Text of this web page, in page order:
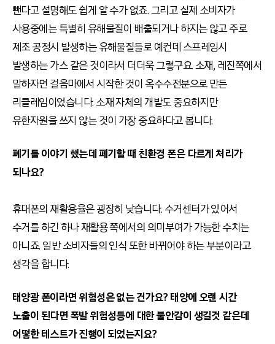
뺀다고 설명해도 쉽게 알 수가 없죠. 그리고 실제 소비자가
사용중에는 특별히 유해물질이 배출되거나 하지는 않고 주로
제조 공정시 발생하는 유해물질들로 예컨데 스프레잉시
발생하는 가스 같은 것이라서 더더욱 그렇구요. 소재, 레진쪽에서
말하자면 걸음마에서 시작한 것이 옥수수전분으로 만든
리클레임이었습니다. 소재 자체의 개발도 중요하지만
유한자원을 쓰지 않는 것이 가장 중요하다고 봅니다.
폐기를 이야기 했는데 폐기할 때 친환경 폰은 다르게 처리가
되나요?
휴대폰의 재활용율은 굉장히 낮습니다. 수거센터가 있어서
수거를 하긴 하나 재활용 쪽에서의 의미부여가 가능한 수치는
아니죠. 일반 소비자들의 인식 또한 바뀌어야 하는 부분이라고
생각을 합니다.
태양광 폰이라면 위험성은 없는 건가요? 태양에 오랜 시간
노출이 된다면 폭발 위험성등에 대한 불안감이 생길것 같은데
어떻한 테스트가 진행이 되었는지요?